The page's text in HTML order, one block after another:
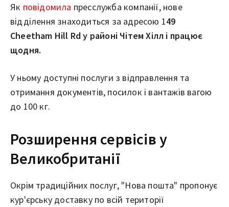
Як повідомила пресслужба компанії, нове
відділення знаходиться за адресою 149
Cheetham Hill Rd у районі Чітем Хілл і працює
щодня.
У ньому доступні послуги з відправлення та
отримання документів, посилок і вантажів вагою
до 100 кг.
Розширення сервісів у
Великобританії
Окрім традиційних послуг, "Нова пошта" пропонує
кур'єрську доставку по всій території